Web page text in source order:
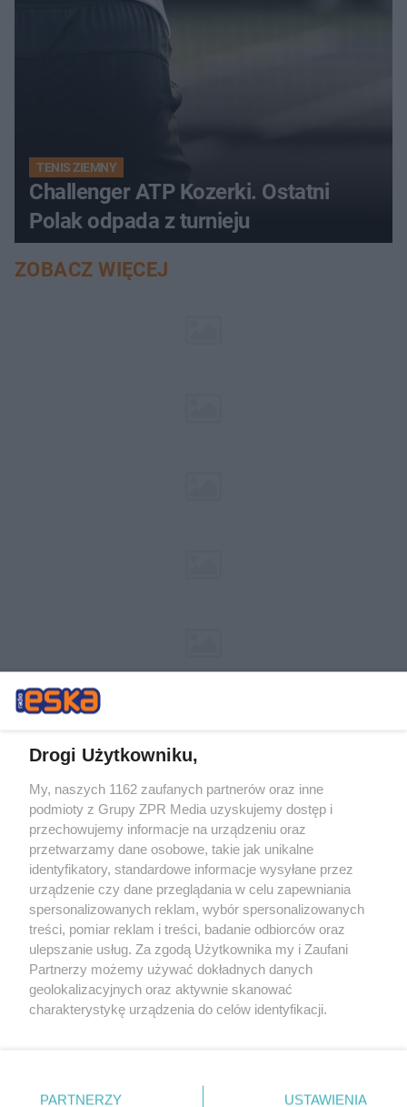
TENIS ZIEMNY
Challenger ATP Kozerki. Ostatni
Polak odpada z turnieju
ZOBACZ WIĘCEJ
Żaden utwór zamieszczony w serwisie nie może być powielany i
rozpowszechniany lub dalej rozpowszechniany w jakikolwiek sposób (w
tym także elektroniczny lub mechaniczny) na jakimkolwiek polu
eksploatacji w jakiejkolwiek formie, włącznie z umieszczaniem w
Internecie bez pisemnej zgody właściciela praw. Jakiekolwiek użycie lub
wykorzystanie utworów w całości lub w części z naruszeniem prawa,
tzn. bez właściwej zgody, jest zabronione pod groźbą kary i może być
ścigane prawnie.
Drogi Użytkowniku,
My, naszych 1162 zaufanych partnerów oraz inne
podmioty z Grupy ZPR Media uzyskujemy dostęp i
przechowujemy informacje na urządzeniu oraz
przetwarzamy dane osobowe, takie jak unikalne
identyfikatory, standardowe informacje wysyłane przez
urządzenie czy dane przeglądania w celu zapewniania
spersonalizowanych reklam, wybór spersonalizowanych
treści, pomiar reklam i treści, badanie odbiorców oraz
ulepszanie usług. Za zgodą Użytkownika my i Zaufani
Partnerzy możemy używać dokładnych danych
geolokalizacyjnych oraz aktywnie skanować
charakterystykę urządzenia do celów identyfikacji.
zmienić/wycofać klikając przycisk ustawień prywatności
PARTNERZY USTAWIENIA